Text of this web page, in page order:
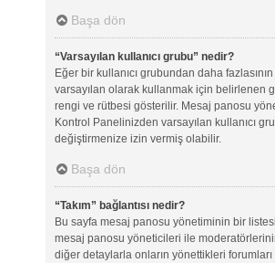
Başa dön
“Varsayılan kullanıcı grubu” nedir?
Eğer bir kullanıcı grubundan daha
varsayılan olarak kullanmak için belirlenen
rengi ve rütbesi gösterilir. Mesaj panosu
Kontrol Panelinizden varsayılan kullanıcı
değiştirmenize izin vermiş olabilir.
Başa dön
“Takım” bağlantısı nedir?
Bu sayfa mesaj panosu yönetiminin bir
mesaj panosu yöneticileri ile
diğer detaylarla onların yönettikleri forumları